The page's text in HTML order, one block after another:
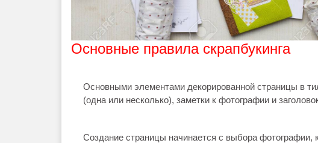
Основные правила скрапбукинга
Основными элементами декорированной страницы в
(одна или несколько), заметки к фотографии и
Создание страницы начинается с выбора фотографии,